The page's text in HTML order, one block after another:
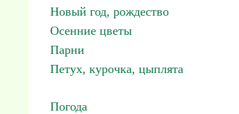
Новый год, рождество
Осенние цветы
Парни
Петух, курочка, цыплята
Погода